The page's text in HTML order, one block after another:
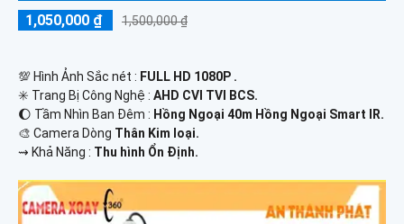
1,050,000 ₫ 1,500,000 ₫
💯 Hình Ảnh Sắc nét : FULL HD 1080P .
✳️ Trang Bị Công Nghệ : AHD CVI TVI BCS.
🌔 Tầm Nhìn Ban Đêm : Hồng Ngoại 40m Hồng Ngoại Smart IR.
🎨 Camera Dòng Thân Kim loại.
️⇝ Khả Năng : Thu hình Ổn Định.